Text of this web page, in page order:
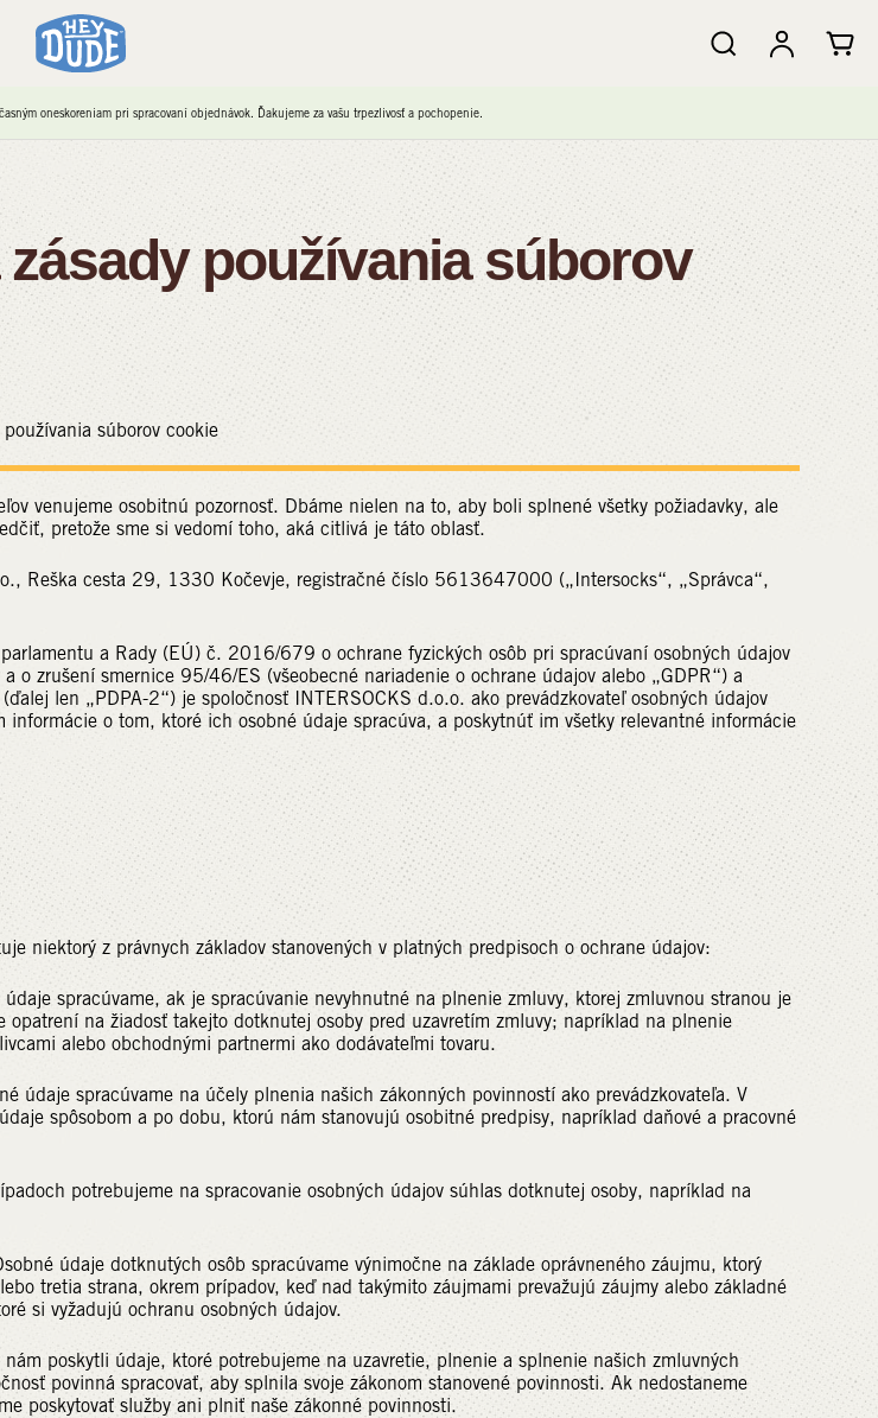
oneskoreniam pri spracovaní objednávok. Ďakujeme za vašu trpezlivosť a pochopenie.
používania súborov
súborov cookie
venujeme osobitnú pozornosť. Dbáme nielen na to, aby boli splnené všetky požiadavky, ale
pretože sme si vedomí toho, aká citlivá je táto oblasť.
Reška cesta 29, 1330 Kočevje, registračné číslo 5613647000 („Intersocks“, „Správca“,
a Rady (EÚ) č. 2016/679 o ochrane fyzických osôb pri spracúvaní osobných údajov
o zrušení smernice 95/46/ES (všeobecné nariadenie o ochrane údajov alebo „GDPR“) a
len „PDPA-2“) je spoločnosť INTERSOCKS d.o.o. ako prevádzkovateľ osobných údajov
informácie o tom, ktoré ich osobné údaje spracúva, a poskytnúť im všetky relevantné informácie
niektorý z právnych základov stanovených v platných predpisoch o ochrane údajov:
ak je spracúvanie nevyhnutné na plnenie zmluvy, ktorej zmluvnou stranou je
opatrení na žiadosť takejto dotknutej osoby pred uzavretím zmluvy; napríklad na plnenie
alebo obchodnými partnermi ako dodávateľmi tovaru.
na účely plnenia našich zákonných povinností ako prevádzkovateľa. V
spôsobom a po dobu, ktorú nám stanovujú osobitné predpisy, napríklad daňové a pracovné
na spracovanie osobných údajov súhlas dotknutej osoby, napríklad na
dotknutých osôb spracúvame výnimočne na základe oprávneného záujmu, ktorý
tretia strana, okrem prípadov, keď nad takýmito záujmami prevažujú záujmy alebo základné
si vyžadujú ochranu osobných údajov.
poskytli údaje, ktoré potrebujeme na uzavretie, plnenie a splnenie našich zmluvných
povinná spracovať, aby splnila svoje zákonom stanovené povinnosti. Ak nedostaneme
poskytovať služby ani plniť naše zákonné povinnosti.